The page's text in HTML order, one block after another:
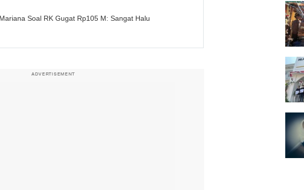
Soal RK Gugat Rp105 M: Sangat Halu
ADVERTISEMENT